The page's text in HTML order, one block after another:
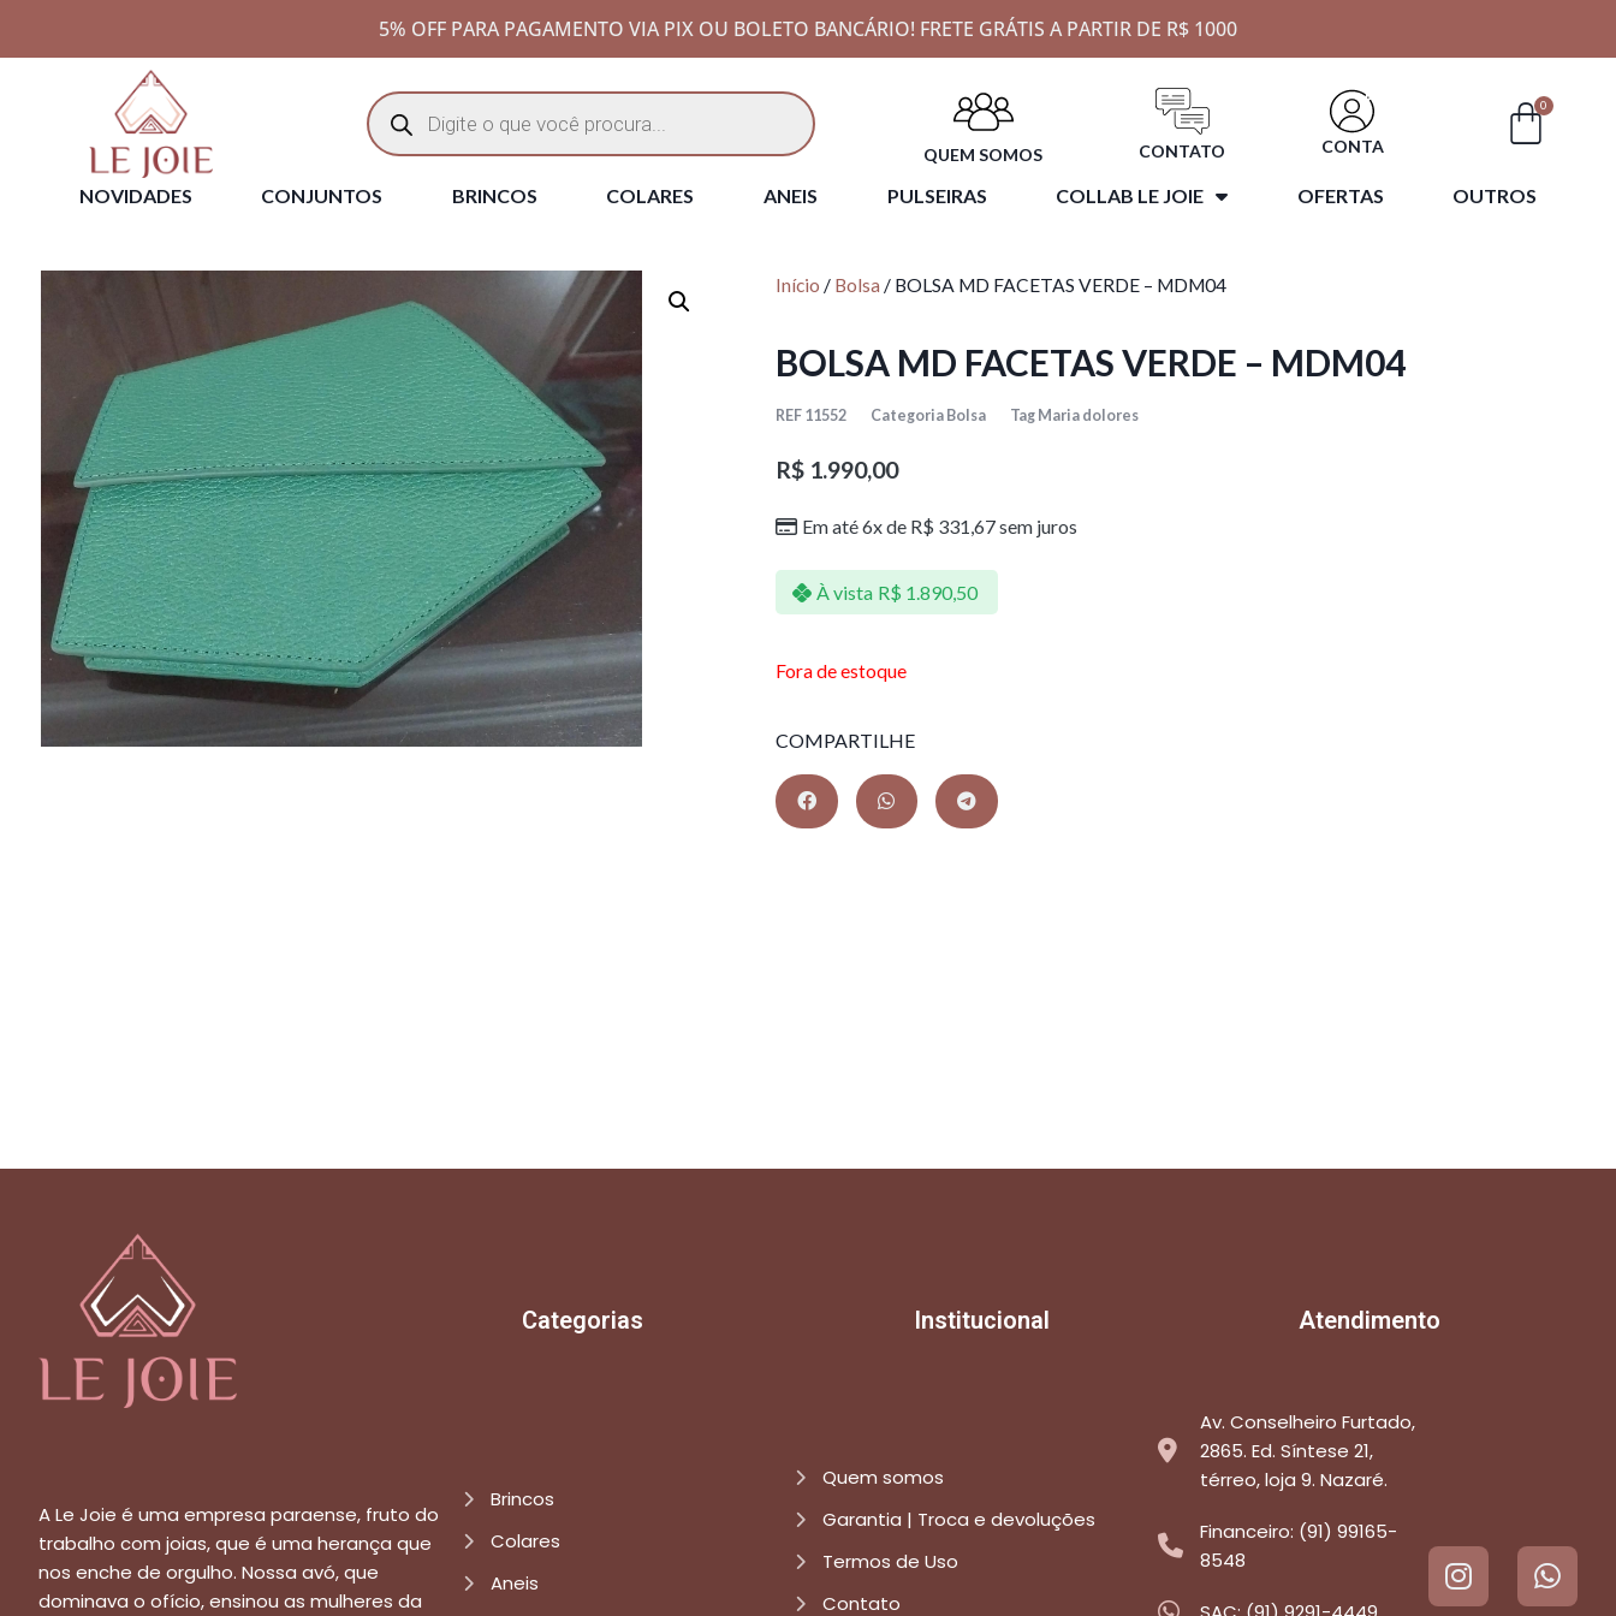
5% OFF PARA PAGAMENTO VIA PIX OU BOLETO BANCÁRIO! FRETE GRÁTIS A PARTIR DE R$ 1000
QUEM SOMOS CONTATO CONTA
0
NOVIDADES CONJUNTOS BRINCOS COLARES ANEIS PULSEIRAS COLLAB LE JOIE OFERTAS OUTROS
Início / Bolsa / BOLSA MD FACETAS VERDE – MDM04
BOLSA MD FACETAS VERDE – MDM04
REF 11552 Categoria Bolsa Tag Maria dolores
R$ 1.990,00
Em até 6x de R$ 331,67sem juros
À vista R$ 1.890,50
Fora de estoque
COMPARTILHE
Categorias Institucional Atendimento
A Le Joie é uma empresa paraense, fruto do
trabalho com joias, que é uma herança que
nos enche de orgulho. Nossa avó, que
dominava o ofício, ensinou as mulheres da
Brincos
Colares
Aneis
Quem somos
Garantia | Troca e devoluções
Termos de Uso
Contato
Av. Conselheiro Furtado,
2865. Ed. Síntese 21,
térreo, loja 9. Nazaré.
Financeiro: (91) 99165-
8548